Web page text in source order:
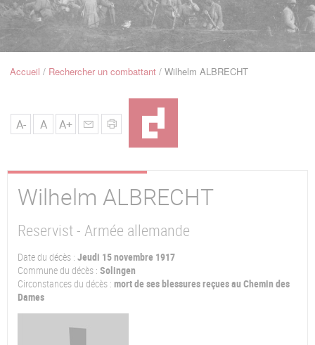
Navigation
FilAccueil Rechercher un combattant Wilhelm ALBRECHT
A- A A+
Wilhelm ALBRECHT
Reservist - Armée allemande
Date du décès : Jeudi 15 novembre 1917
Commune du décès : Solingen
Circonstances du décès : mort de ses blessures reçues au Chemin des
Dames